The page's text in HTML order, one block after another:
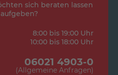
sich beraten lassen
8:00 bis 19:00 Uhr
10:00 bis 18:00 Uhr
06021 4903-0
(Allgemeine Anfragen)